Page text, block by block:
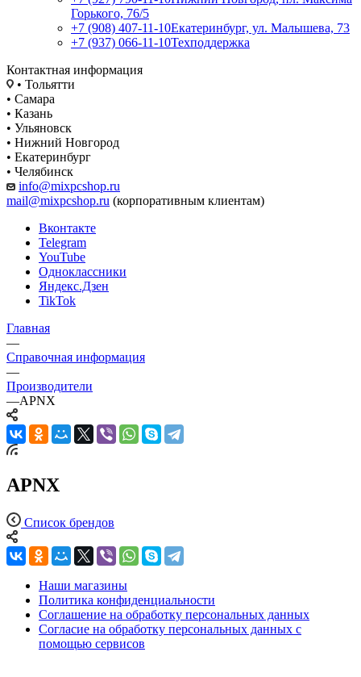
Горького, 76/5
+7 (908) 407-11-10Екатеринбург, ул. Малышева, 73
+7 (937) 066-11-10Техподдержка
Контактная информация
• Тольятти
• Самара
• Казань
• Ульяновск
• Нижний Новгород
• Екатеринбург
• Челябинск
info@mixpcshop.ru
mail@mixpcshop.ru (корпоративным клиентам)
Вконтакте
Telegram
YouTube
Одноклассники
Яндекс.Дзен
TikTok
Главная
—
Справочная информация
—
Производители
—APNX
APNX
Список брендов
Наши магазины
Политика конфиденциальности
Соглашение на обработку персональных данных
Согласие на обработку персональных данных с
помощью сервисов